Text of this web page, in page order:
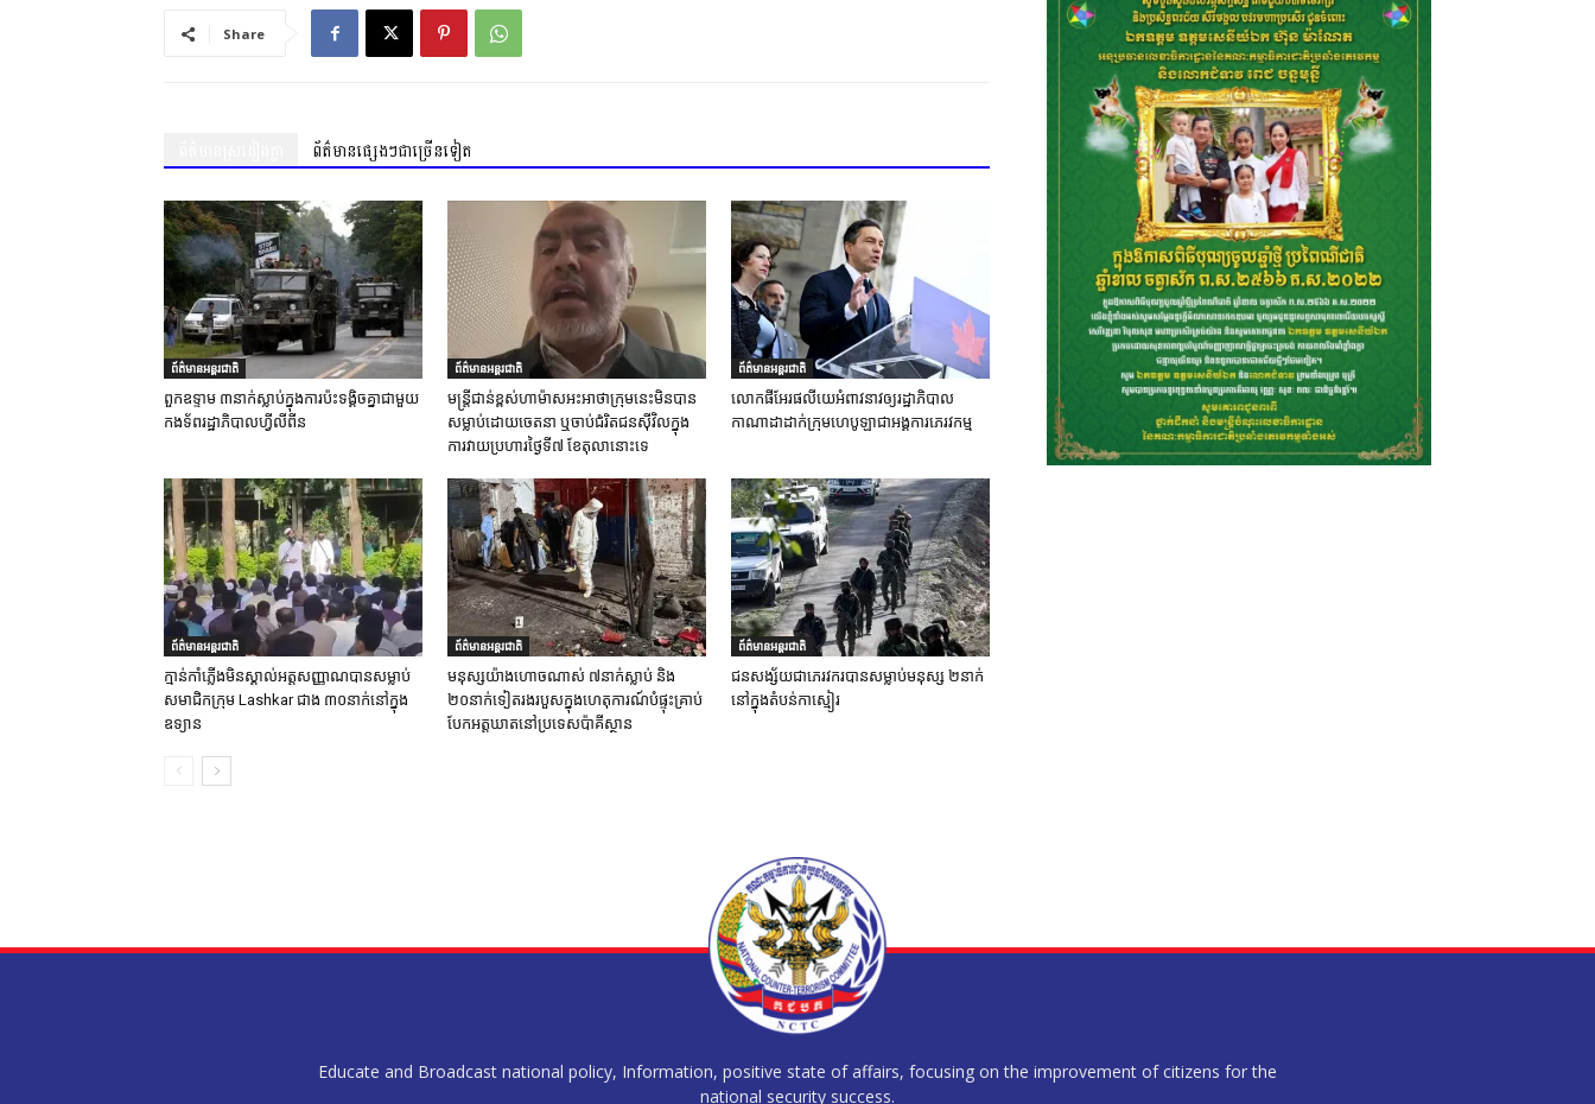
Share
ព័ត៌មានផ្សេងៗជាច្រើនទៀត
ព័ត៌មានអន្តរជាតិ
ពួកឧទ្ទាម ៣នាក់ស្លាប់ក្នុងការប៉ះទង្គិចគ្នាជាមួយ
កងទ័ពរដ្ឋាភិបាលហ្វីលីពីន
ព័ត៌មានអន្តរជាតិ
មន្ត្រីជាន់ខ្ពស់ហាម៉ាសអះអាថាក្រុមនេះមិនបាន
សម្លាប់ដោយចេតនា ឬចាប់ជំរិតជនស៊ីវិលក្នុង
ការវាយប្រហារថ្ងៃទី៧ ខែតុលានោះទេ
ព័ត៌មានអន្តរជាតិ
លោកផីអែរផលីយេអំពាវនាវឲ្យរដ្ឋាភិបាល
កាណាដាដាក់ក្រុមហេបូឡាជាអង្គការភេរវកម្ម
ព័ត៌មានអន្តរជាតិ
ក្មាន់កាំភ្លើងមិនស្គាល់អត្តសញ្ញាណបានសម្លាប់
សមាជិកក្រុម Lashkar ជាង ៣០នាក់នៅក្នុង
ឧទ្យាន
ព័ត៌មានអន្តរជាតិ
មនុស្សយ៉ាងហោចណាស់ ៧នាក់ស្លាប់ និង
២០នាក់ទៀតរងរបួសក្នុងហេតុការណ៍បំផ្ទុះគ្រាប់
បែកអត្តឃាតនៅប្រទេសប៉ាគីស្ថាន
ព័ត៌មានអន្តរជាតិ
ជនសង្ស័យជាភេរវករបានសម្លាប់មនុស្ស ២នាក់
នៅក្នុងតំបន់កាស្មៀរ
Educate and Broadcast national policy, Information, positive state of affairs, focusing on the improvement of citizens for the
national security success.